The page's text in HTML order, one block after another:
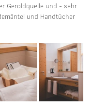
Geroldquelle und - sehr
und Handtücher